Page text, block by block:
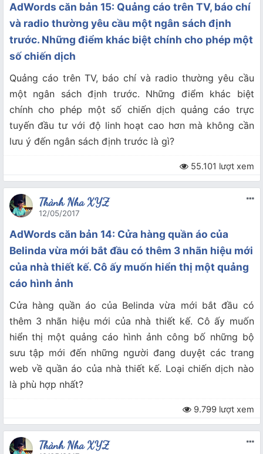
AdWords căn bản 15: Quảng cáo trên TV, báo chí
và radio thường yêu cầu một ngân sách định
trước. Những điểm khác biệt chính cho phép một
số chiến dịch
Quảng cáo trên TV, báo chí và radio thường yêu cầu
một ngân sách định trước. Những điểm khác biệt
chính cho phép một số chiến dịch quảng cáo trực
tuyến đầu tư với độ linh hoạt cao hơn mà không cần
lưu ý đến ngân sách định trước là gì?
55.101 lượt xem
Thành Nha XYZ
12/05/2017
AdWords căn bản 14: Cửa hàng quần áo của
Belinda vừa mới bắt đầu có thêm 3 nhãn hiệu mới
của nhà thiết kế. Cô ấy muốn hiển thị một quảng
cáo hình ảnh
Cửa hàng quần áo của Belinda vừa mới bắt đầu có
thêm 3 nhãn hiệu mới của nhà thiết kế. Cô ấy muốn
hiển thị một quảng cáo hình ảnh công bố những bộ
sưu tập mới đến những người đang duyệt các trang
web về quần áo của nhà thiết kế. Loại chiến dịch nào
là phù hợp nhất?
9.799 lượt xem
Thành Nha XYZ